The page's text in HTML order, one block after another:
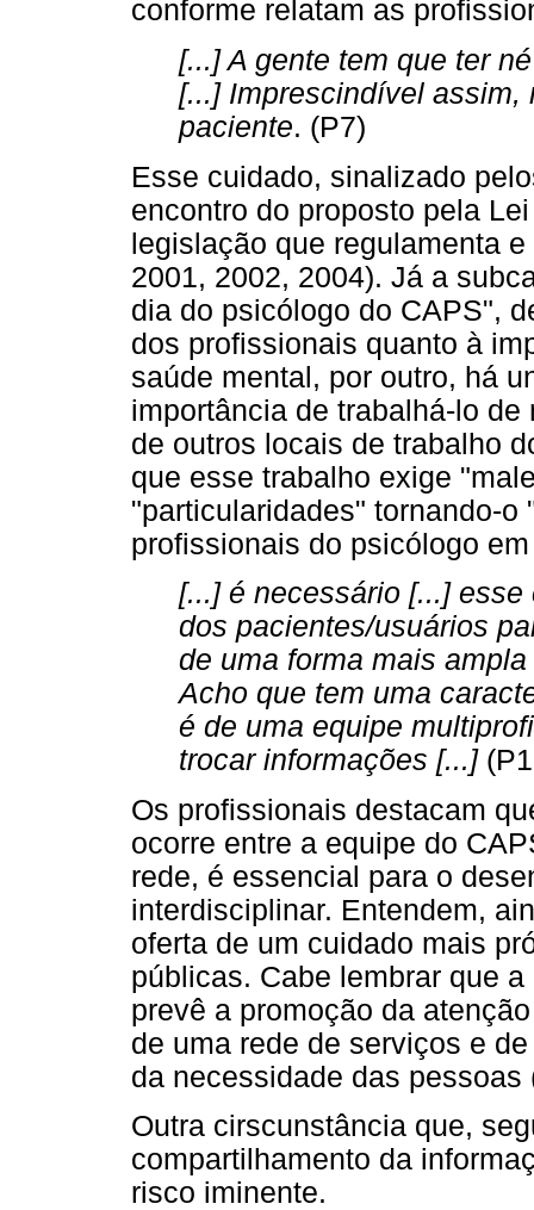
conforme relatam as
[...] A gente tem que ter
[...] Imprescindível assim,
paciente. (P7)
Esse cuidado, sinalizado
encontro do proposto pela
legislação que regulamenta
2001, 2002, 2004). Já a
dia do psicólogo do CAPS",
dos profissionais quanto à
saúde mental, por outro, há
importância de trabalhá-lo
de outros locais de trabalho
que esse trabalho exige
"particularidades" tornando-
profissionais do psicólogo
[...] é necessário [...]
dos pacientes/usuários
de uma forma mais
Acho que tem uma
é de uma equipe
trocar informações [...]
Os profissionais destacam
ocorre entre a equipe do
rede, é essencial para o
interdisciplinar. Entendem,
oferta de um cuidado mais
públicas. Cabe lembrar que
prevê a promoção da
de uma rede de serviços e
da necessidade das
Outra cirscunstância que,
compartilhamento da
risco iminente.